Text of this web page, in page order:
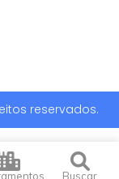
reservados.
Buscar